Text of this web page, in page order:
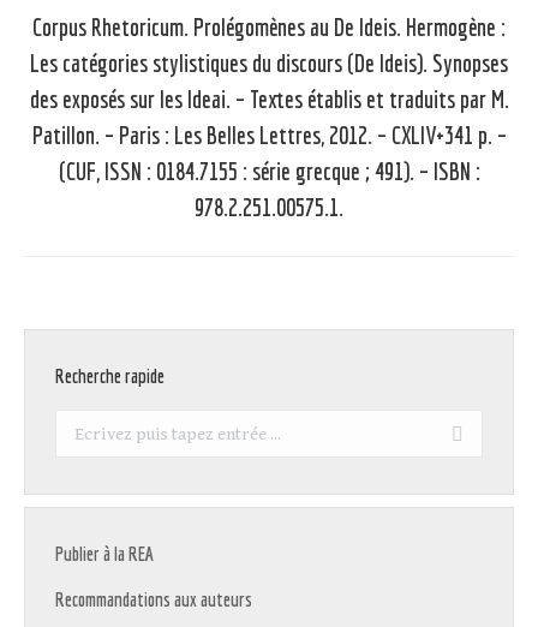
Article
suivant
:
Corpus Rhetoricum. Prolégomènes au De Ideis. Hermogène :
Les catégories stylistiques du discours (De Ideis). Synopses
des exposés sur les Ideai. – Textes établis et traduits par M.
Patillon. – Paris : Les Belles Lettres, 2012. – CXLIV+341 p. –
(CUF, ISSN : 0184.7155 : série grecque ; 491). – ISBN :
978.2.251.00575.1.
Recherche rapide
Recherche
Publier à la REA
Recommandations aux auteurs